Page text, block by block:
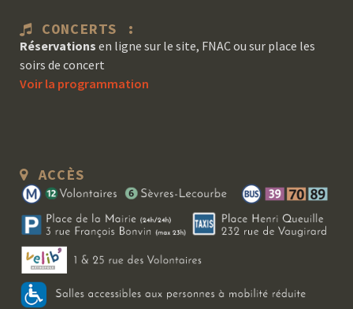
CONCERTS :
Réservations en ligne sur le site, FNAC ou sur place les
soirs de concert
Voir la programmation
ACCÈS